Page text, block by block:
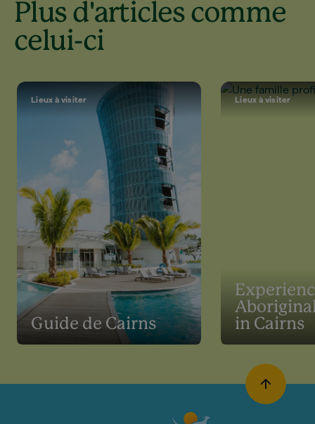
Plus d'articles comme
celui-ci
Lieux à visiter
Guide de Cairns
Lieux à visiter
in Cairns